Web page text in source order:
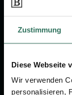
Zustimmung
Diese Webseite
Wir verwenden
personalisieren,
um das
Vorsorge.